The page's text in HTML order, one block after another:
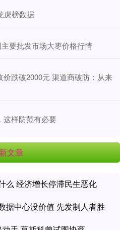
虎榜数据
要批发市场大枣价格行情
跌破2000元 渠道商破防：从来
这样防范有必要
文章
么 经济增长停滞民生恶化
据中心没价值 先发制人者胜